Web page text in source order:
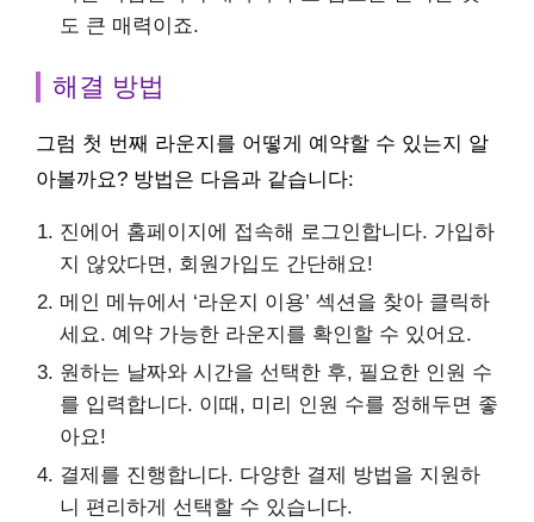
도 큰 매력이죠.
해결 방법
그럼 첫 번째 라운지를 어떻게 예약할 수 있는지 알
아볼까요? 방법은 다음과 같습니다:
진에어 홈페이지에 접속해 로그인합니다. 가입하
지 않았다면, 회원가입도 간단해요!
메인 메뉴에서 ‘라운지 이용’ 섹션을 찾아 클릭하
세요. 예약 가능한 라운지를 확인할 수 있어요.
원하는 날짜와 시간을 선택한 후, 필요한 인원 수
를 입력합니다. 이때, 미리 인원 수를 정해두면 좋
아요!
결제를 진행합니다. 다양한 결제 방법을 지원하
니 편리하게 선택할 수 있습니다.